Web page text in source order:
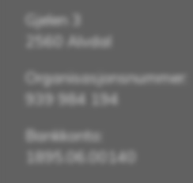
Gjelen 3
2560 Alvdal
Organisasjonsnummer:
939 984 194
Bankkonto:
1895.06.00140